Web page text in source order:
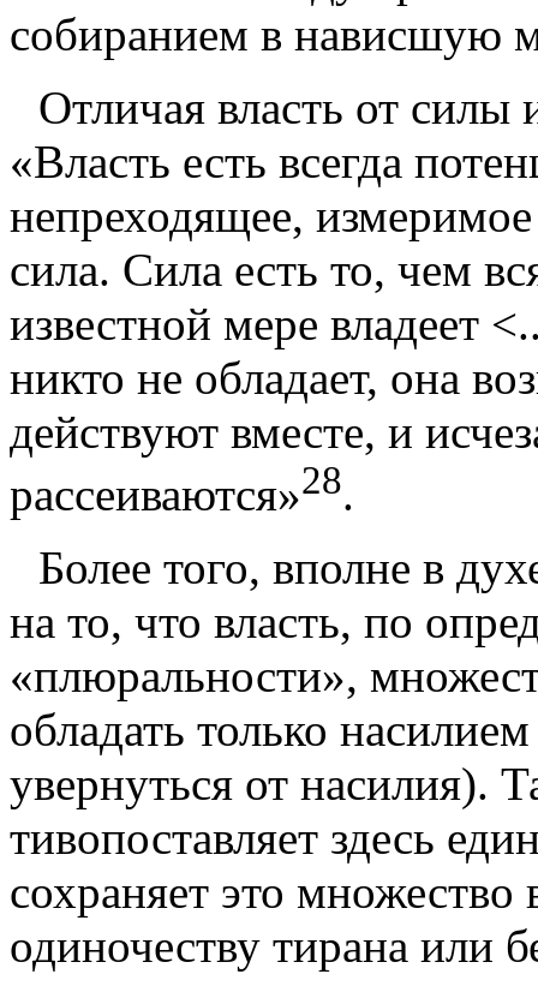
собиранием в нависшую
Отличая власть от силы
«Власть есть всегда
непреходящее,
сила. Сила есть то, чем
известной мере владеет
никто не обладает, она
действу­ют вместе, и
рассеиваются»28.
Более того, вполне в
на то, что власть, по
«плюральности»,
обладать только
увернуться от насилия).
тивопоставляет здесь
сохраняет это
одиночеству тирана или